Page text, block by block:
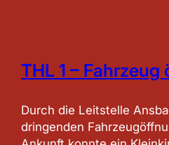
THL 1 –
Durch die Leitstelle
dringenden